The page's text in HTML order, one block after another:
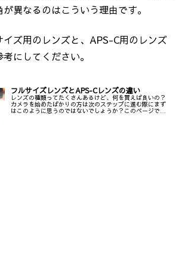
異なるのはこういう理由です。
イズ用のレンズと、APS-C用のレンズ
にしてください。
フルサイズレンズとAPS-Cレンズの違い
レンズの種類ってたくさんあるけど、何を買えば良いの？
カメラを始めたばかりの方は次のステップに進む際にまず
はこのように思うのではないでしょうか？このページで